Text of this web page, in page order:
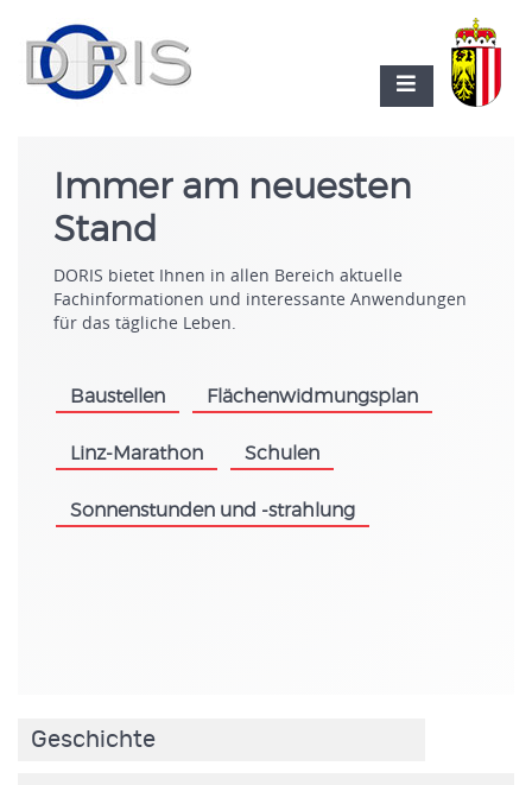
Immer am neuesten
Stand
DORIS bietet Ihnen in allen Bereich aktuelle
Fachinformationen und interessante Anwendungen
für das tägliche Leben.
Baustellen Flächenwidmungsplan
Linz-Marathon Schulen
Sonnenstunden und -strahlung
Geschichte